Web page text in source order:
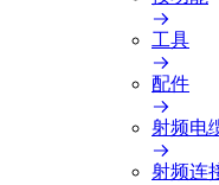
工具
配件
射频电
射频连